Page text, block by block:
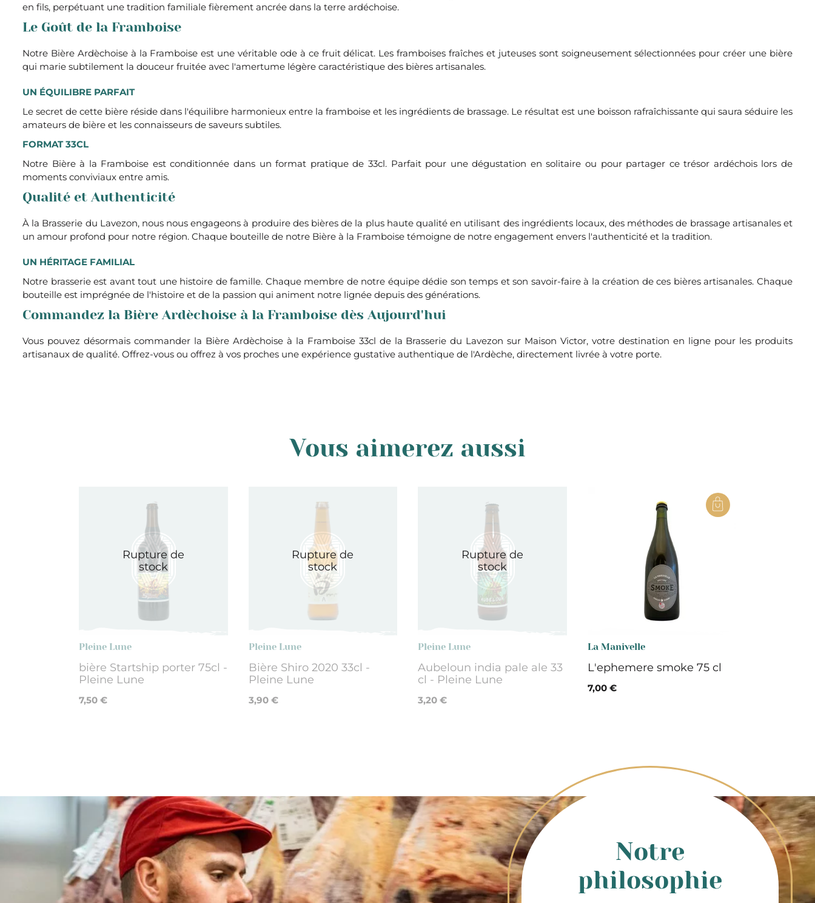
en fils, perpétuant une tradition familiale fièrement ancrée dans la terre ardéchoise.
Le Goût de la Framboise
Notre Bière Ardèchoise à la Framboise est une véritable ode à ce fruit délicat. Les framboises fraîches et juteuses sont soigneusement sélectionnées pour créer une bière
qui marie subtilement la douceur fruitée avec l'amertume légère caractéristique des bières artisanales.
UN ÉQUILIBRE PARFAIT
Le secret de cette bière réside dans l'équilibre harmonieux entre la framboise et les ingrédients de brassage. Le résultat est une boisson rafraîchissante qui saura séduire les
amateurs de bière et les connaisseurs de saveurs subtiles.
FORMAT 33CL
Notre Bière à la Framboise est conditionnée dans un format pratique de 33cl. Parfait pour une dégustation en solitaire ou pour partager ce trésor ardéchois lors de
moments conviviaux entre amis.
Qualité et Authenticité
À la Brasserie du Lavezon, nous nous engageons à produire des bières de la plus haute qualité en utilisant des ingrédients locaux, des méthodes de brassage artisanales et
un amour profond pour notre région. Chaque bouteille de notre Bière à la Framboise témoigne de notre engagement envers l'authenticité et la tradition.
UN HÉRITAGE FAMILIAL
Notre brasserie est avant tout une histoire de famille. Chaque membre de notre équipe dédie son temps et son savoir-faire à la création de ces bières artisanales. Chaque
bouteille est imprégnée de l'histoire et de la passion qui animent notre lignée depuis des générations.
Commandez la Bière Ardèchoise à la Framboise dès Aujourd'hui
Vous pouvez désormais commander la Bière Ardèchoise à la Framboise 33cl de la Brasserie du Lavezon sur Maison Victor, votre destination en ligne pour les produits
artisanaux de qualité. Offrez-vous ou offrez à vos proches une expérience gustative authentique de l'Ardèche, directement livrée à votre porte.
Vous aimerez aussi
Rupture de
stock
Pleine Lune
bière Startship porter 75cl -
Pleine Lune
7,50 €
Rupture de
stock
Pleine Lune
Bière Shiro 2020 33cl -
Pleine Lune
3,90 €
Rupture de
stock
Pleine Lune
Aubeloun india pale ale 33
cl - Pleine Lune
3,20 €
La Manivelle
L'ephemere smoke 75 cl
7,00 €
Notre
philosophie